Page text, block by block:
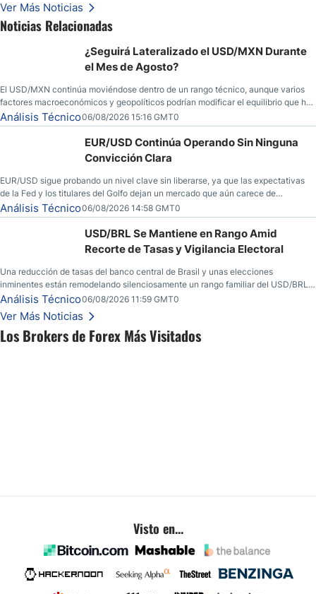
Los Brokers de Forex Más Visitados
Ver Más Noticias
Noticias Relacionadas
¿Seguirá Lateralizado el USD/MXN Durante
el Mes de Agosto?
El USD/MXN continúa moviéndose dentro de un rango técnico, aunque varios
factores macroeconómicos y geopolíticos podrían modificar el equilibrio que ha
dominado al mercado en las últimas semanas.
Análisis Técnico06/08/2026 15:16 GMT0
EUR/USD Continúa Operando Sin Ninguna
Convicción Clara
EUR/USD sigue probando un nivel clave sin liberarse, ya que las expectativas
de la Fed y los titulares del Golfo dejan un mercado que aún carece de
convicción real.
Análisis Técnico06/08/2026 14:58 GMT0
USD/BRL Se Mantiene en Rango Amid
Recorte de Tasas y Vigilancia Electoral
Una reducción de tasas del banco central de Brasil y unas elecciones
inminentes están remodelando silenciosamente un rango familiar del USD/BRL.
Una reducción de tasas por parte del banco central de Brasil y unas elecciones
inminentes están remodelando silenciosamente un rango familiar del USD/BRL.
Esto es lo que los traders están observando a continuación.
Análisis Técnico06/08/2026 11:59 GMT0
Ver Más Noticias
Visto en...